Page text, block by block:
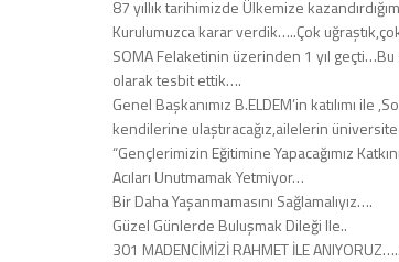
87 yıllık tarihimizde Ülkemize
Kurulumuzca karar verdik…..Çok
SOMA Felaketinin üzerinden 1 yıl
olarak tesbit ettik….
Genel Başkanımız B.ELDEM’in katılımı
kendilerine ulaştıracağız,ailelerin
“Gençlerimizin Eğitimine Yapacağımız
Acıları Unutmamak Yetmiyor…
Bir Daha Yaşanmamasını Sağlamalıyız….
Güzel Günlerde Buluşmak Dileği Ile..
301 MADENCİMİZİ RAHMET İLE